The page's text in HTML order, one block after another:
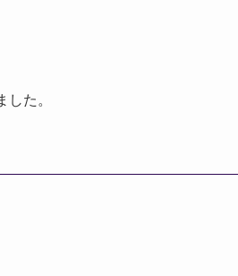
た。